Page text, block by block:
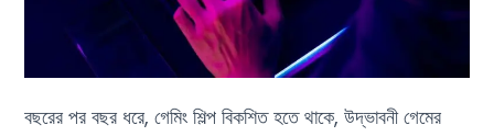
বছরের পর বছর ধরে, গেমিং শিল্প বিকশিত হতে থাকে, উদ্ভাবনী গেমের